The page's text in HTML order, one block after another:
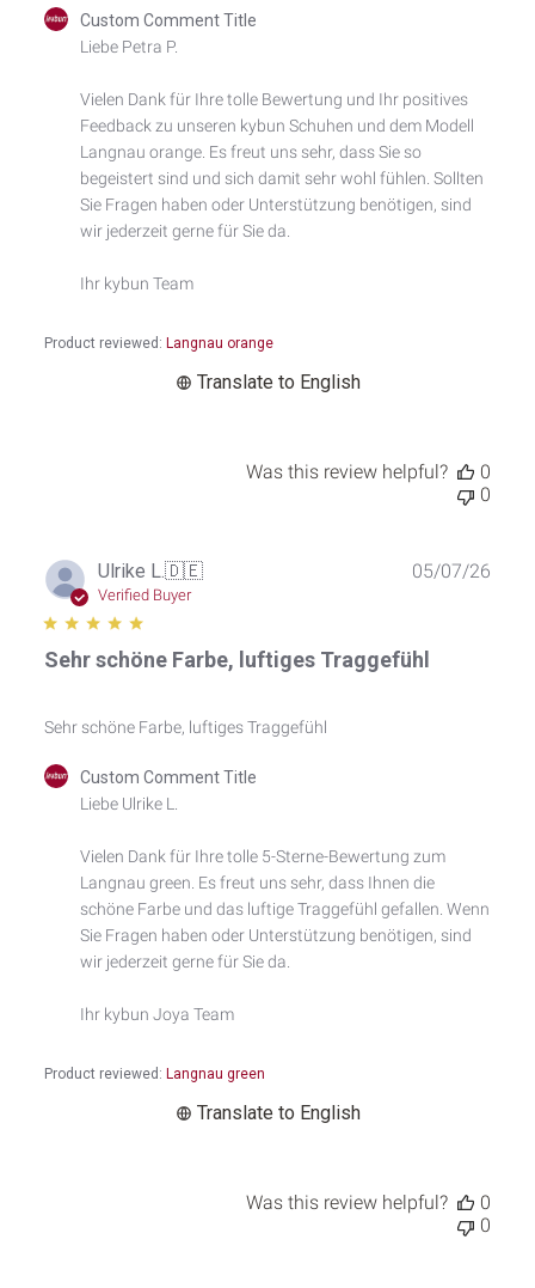
Product reviewed: Langnau orange
Comments
Review
Custom
Comment
2026
Custom Comment Title
Liebe Petra P.
Vielen Dank für Ihre tolle Bewertung und Ihr positives
Feedback zu unseren kybun Schuhen und dem Modell
Langnau orange. Es freut uns sehr, dass Sie so
begeistert sind und sich damit sehr wohl fühlen. Sollten
Sie Fragen haben oder Unterstützung benötigen, sind
wir jederzeit gerne für Sie da.
Ihr kybun Team
Translate to English
Was this review helpful?
0
0
Ulrike L. 🇩🇪
Verified Buyer
Sehr schöne Farbe, luftiges Traggefühl
Sehr schöne Farbe, luftiges Traggefühl
Product reviewed: Langnau green
Comments
Review
Custom
Comment
07
Custom Comment Title
Liebe Ulrike L.
Vielen Dank für Ihre tolle 5-Sterne-Bewertung zum
Langnau green. Es freut uns sehr, dass Ihnen die
schöne Farbe und das luftige Traggefühl gefallen. Wenn
Sie Fragen haben oder Unterstützung benötigen, sind
wir jederzeit gerne für Sie da.
Ihr kybun Joya Team
Translate to English
05/07/26
Was this review helpful?
0
0